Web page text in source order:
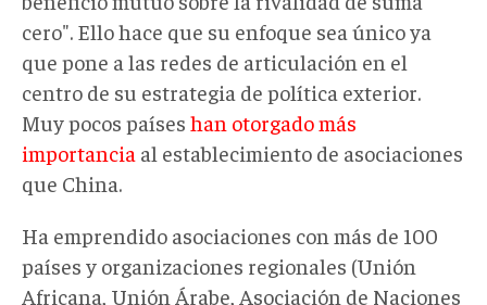
cero". Ello hace que su enfoque sea único ya
que pone a las redes de articulación en el
centro de su estrategia de política exterior.
Muy pocos países han otorgado más
importancia al establecimiento de asociaciones
que China.
Ha emprendido asociaciones con más de 100
países y organizaciones regionales (Unión
Africana, Unión Árabe, Asociación de Naciones